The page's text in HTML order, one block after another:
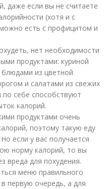
даже если вы не считаете
(хотя и с
есть с профицитом и
нет необходимости
продуктами: куриной
блюдами из цветной
и салатами из свежих
себе способствуют
калорий.
продуктами очень
поэтому такую еду
если у вас получается
норму калорий, то вы
вреда для похудения.
меню правильного
первую очередь, а для